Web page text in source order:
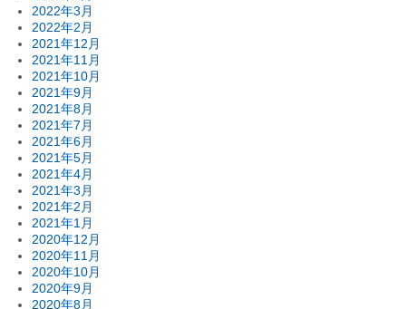
2022年3月
2022年2月
2021年12月
2021年11月
2021年10月
2021年9月
2021年8月
2021年7月
2021年6月
2021年5月
2021年4月
2021年3月
2021年2月
2021年1月
2020年12月
2020年11月
2020年10月
2020年9月
2020年8月